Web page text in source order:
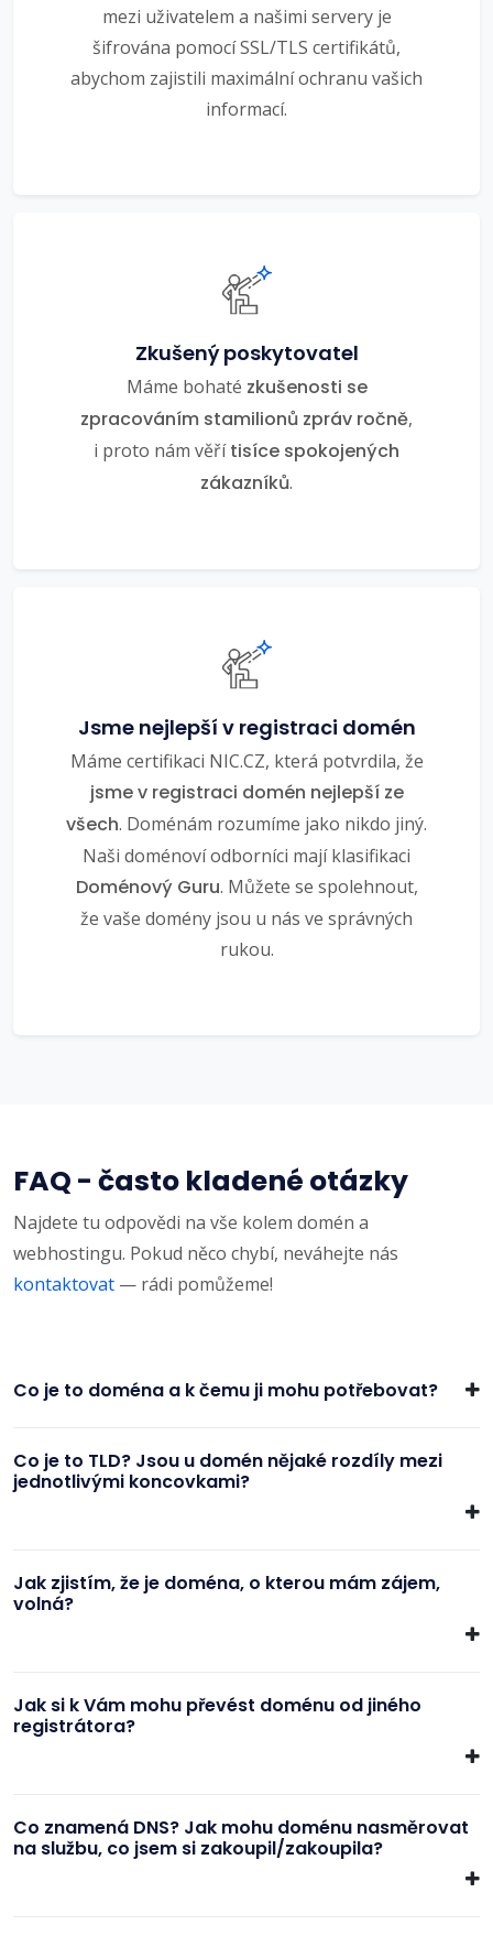
mezi uživatelem a našimi servery je
šifrována pomocí SSL/TLS certifikátů,
abychom zajistili maximální ochranu vašich
informací.
Zkušený poskytovatel
Máme bohaté zkušenosti se
zpracováním stamilionů zpráv ročně,
i proto nám věřítisíce spokojených
zákazníků.
Jsme nejlepší v registraci domén
Máme certifikaci NIC.CZ, která potvrdila, že
jsme v registraci domén nejlepší ze
všech. Doménám rozumíme jako nikdo jiný.
Naši doménoví odborníci mají klasifikaci
Doménový Guru. Můžete se spolehnout,
že vaše domény jsou u nás ve správných
rukou.
FAQ - často kladené otázky
Najdete tu odpovědi na vše kolem domén a
webhostingu. Pokud něco chybí, neváhejte nás
kontaktovat — rádi pomůžeme!
Co je to doména a k čemu ji mohu potřebovat?
Co je to TLD? Jsou u domén nějaké rozdíly mezi
jednotlivými koncovkami?
Jak zjistím, že je doména, o kterou mám zájem,
volná?
Jak si k Vám mohu převést doménu od jiného
registrátora?
Co znamená DNS? Jak mohu doménu nasměrovat
na službu, co jsem si zakoupil/zakoupila?